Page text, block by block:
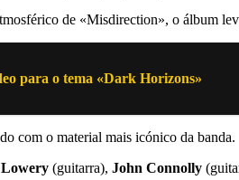
de «Misdirection», o álbum
para o tema «Dark Horizons»
com o material mais icónico da banda.
(guitarra), John Connolly